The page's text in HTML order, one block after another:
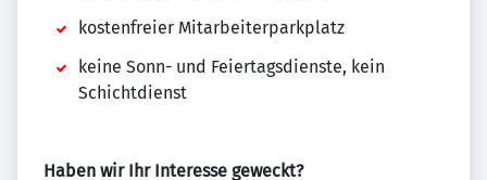
kostenfreier Mitarbeiterparkplatz
keine Sonn- und Feiertagsdienste, kein
Schichtdienst
Haben wir Ihr Interesse geweckt?